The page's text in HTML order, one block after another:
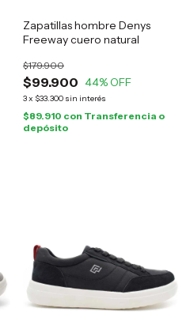
Zapatillas hombre Denys
Freeway cuero natural
$99.900
$179.900
44% OFF
3x $33.300 sin interés
$89.910 con Transferencia o
depósito